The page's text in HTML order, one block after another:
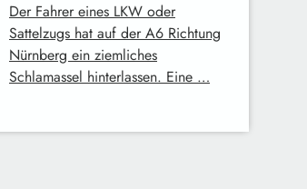
Der Fahrer eines LKW oder
Sattelzugs hat auf der A6 Richtung
Nürnberg ein ziemliches
Schlamassel hinterlassen. Eine …